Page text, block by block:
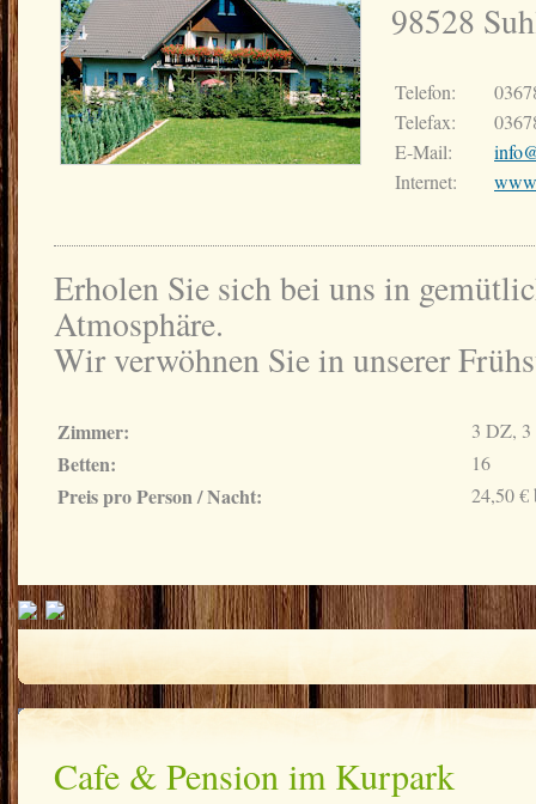
98528
Telefon:
Telefax:
E-Mail:
Internet:
Erholen Sie sich bei uns in
Atmosphäre.
Wir verwöhnen Sie in unserer
Zimmer: 3 DZ,
Betten: 16
Preis pro Person / Nacht: 24,50 €
Cafe & Pension im Kurpark